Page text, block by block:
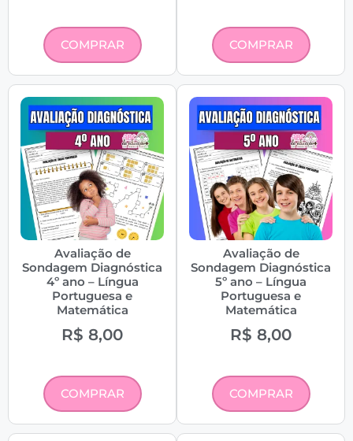
COMPRAR COMPRAR
Avaliação de
Sondagem Diagnóstica
4º ano – Língua
Portuguesa e
Matemática
R$ 8,00
COMPRAR
Avaliação de
Sondagem Diagnóstica
5º ano – Língua
Portuguesa e
Matemática
R$ 8,00
COMPRAR